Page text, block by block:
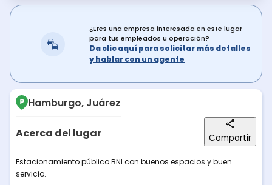
¿Eres una empresa interesada en este lugar
para tus empleados u operación?
Da clic aquí para solicitar más detalles
y hablar con un agente
Hamburgo, Juárez
Acerca del lugar Compartir
Descripción del lugar
Estacionamiento público BNI con buenos espacios y buen
servicio.